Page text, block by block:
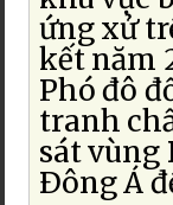
ứng xử
kết năm
Phó đô
tranh
sát vùng
Ðông Á